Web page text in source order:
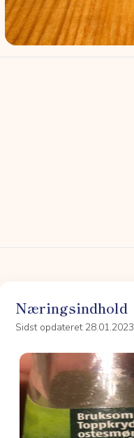
Næringsindhold
Sidst opdateret 28.01.2023